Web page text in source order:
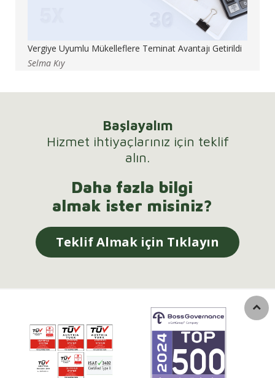
Vergiye Uyumlu Mükelleflere Teminat Avantajı Getirildi
Selma Kıy
Başlayalım
Hizmet ihtiyaçlarınız için teklif
alın.
Daha fazla bilgi
almak ister misiniz?
Teklif Almak için Tıklayın